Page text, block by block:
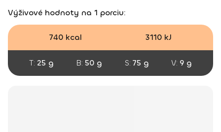
Výživové hodnoty na 1 porciu:
740 kcal 3110 kJ
T: 25 g B: 50 g S: 75 g V: 9 g